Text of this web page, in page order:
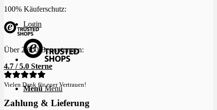
Login
Menü Menü
100% Käuferschutz:
Über 2.000 Bewertungen:
4.7 / 5.0 Sterne
Vielen Dank für euer Vertrauen!
Zahlung & Lieferung